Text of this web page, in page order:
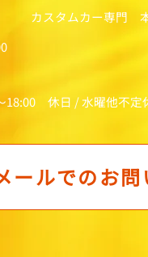
ールでのお
カスタムカー専門
18:00 休日 / 水曜他不定